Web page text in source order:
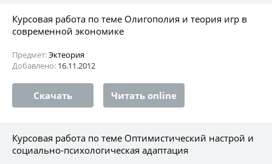
Курсовая работа по теме Олигополия и теория игр в
современной экономике
Предмет:Эктеория
Добавлено: 16.11.2012
Скачать Читать online
Курсовая работа по теме Оптимистический настрой и
социально-психологическая адаптация